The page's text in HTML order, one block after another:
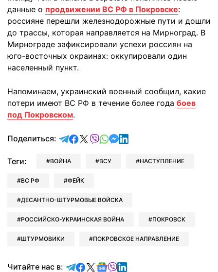
данные о продвижении ВС РФ в Покровске:
россияне перешли железнодорожные пути и дошли
до трассы, которая направляется на Мирноград. В
Мирнограде зафиксировали успехи россиян на
юго-восточных окраинах: оккупировали один
населенный пункт.
Напоминаем, украинский военный сообщил, какие
потери имеют ВС РФ в течение более года боев
под Покровском.
Поделиться: отправить в Telegram
поделиться в Facebook
поделиться в X
отправить в Viber
отправить в Whatsapp
отправить в Messenger
отправить в LinkedIn
Теги: ВОЙНА ВСУ НАСТУПЛЕНИЕ
ВС РФ ФЕЙК
ДЕСАНТНО-ШТУРМОВЫЕ ВОЙСКА
РОССИЙСКО-УКРАИНСКАЯ ВОЙНА ПОКРОВСК
ШТУРМОВИКИ ПОКРОВСКОЕ НАПРАВЛЕНИЕ
Читайте нас в: Читайте в Telegram
Читайте в Facebook
Читайте в X
Читайте в Google news
Читайте в Viber
Читайте в LinkedIn